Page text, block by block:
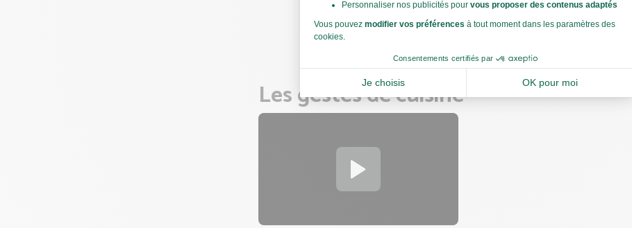
Faites revenir l'oignon, le chou pak choy et l'ail 10 min environ. Salez, poivrez.
Pendant ce temps, préparez l'ananas.
Les gestes de cuisine